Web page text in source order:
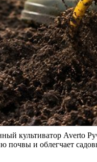
культиватор Averto
почвы и облегчает